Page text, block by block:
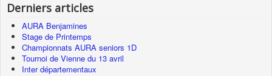
Derniers articles
AURA Benjamines
Stage de Printemps
Championnats AURA seniors 1D
Tournoi de Vienne du 13 avril
Inter départementaux